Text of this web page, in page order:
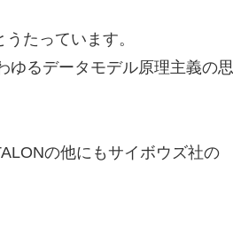
たっています。
ゆるデータモデル原理主義の思
の他にもサイボウズ社の